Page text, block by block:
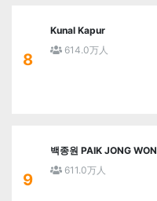
8
Kunal Kapur
614.0万人
9
백종원 PAIK JONG WON
611.0万人